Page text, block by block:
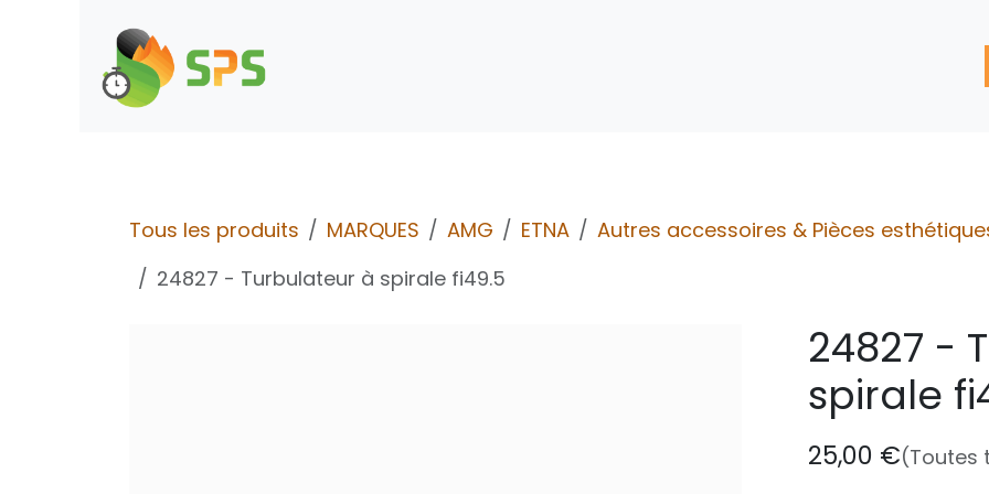
Tous les produits MARQUES AMG ETNA
Autres accessoires & Pièces
24827 - Turbulateur à spirale fi49.5
24827 -
spirale
25,00 €(Toutes